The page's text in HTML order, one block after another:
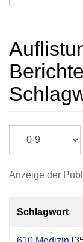
Anzeige der
Schlagwort